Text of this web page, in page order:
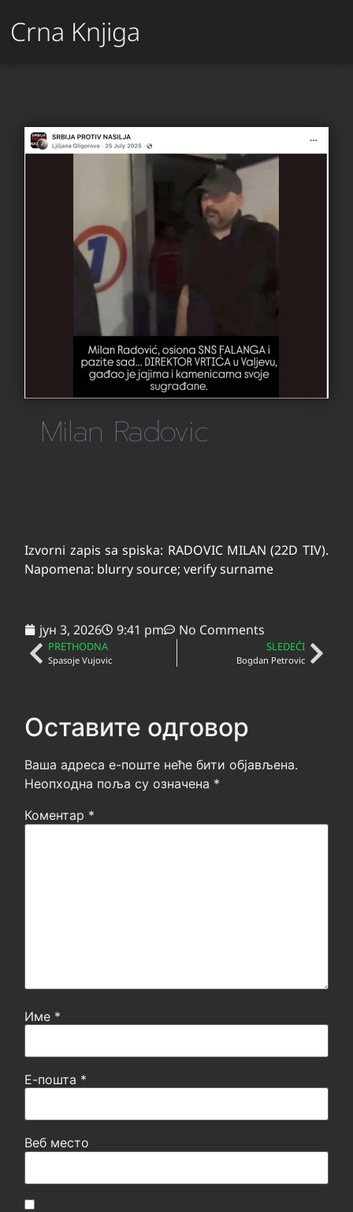
Crna Knjiga
Milan Radovic
Izvorni zapis sa spiska: RADOVIC MILAN (22D TIV).
Napomena: blurry source; verify surname
јун 3, 2026 9:41 pm No Comments
PRETHODNA
Spasoje Vujovic
SLEDEĆI
Bogdan Petrovic
Оставите одговор
Ваша адреса е-поште неће бити објављена.
Неопходна поља су означена *
Коментар *
Име *
Е-пошта *
Веб место